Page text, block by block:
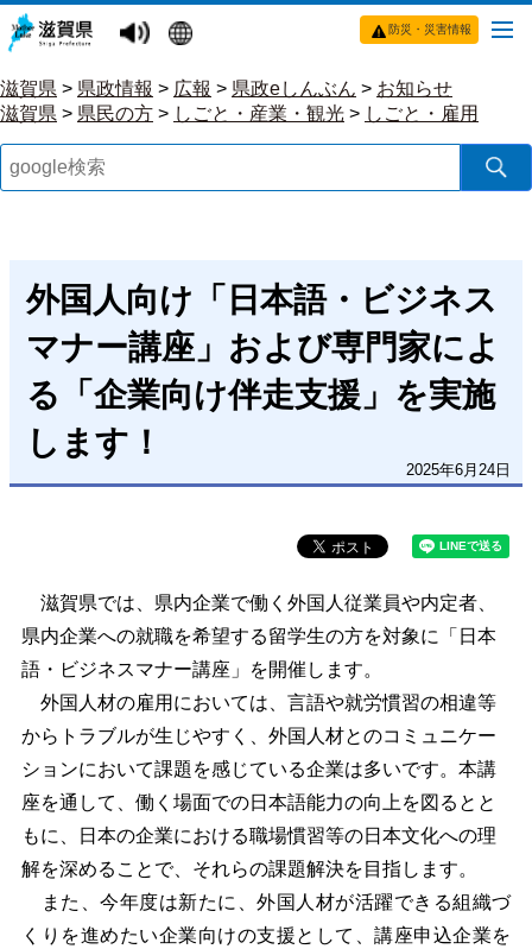
防災・災害情報
滋賀県 > 県政情報 > 広報 > 県政eしんぶん > お知らせ
滋賀県 > 県民の方 > しごと・産業・観光 > しごと・雇用
外国人向け「日本語・ビジネス
マナー講座」および専門家によ
る「企業向け伴走支援」を実施
します！
2025年6月24日
滋賀県では、県内企業で働く外国人従業員や内定者、
県内企業への就職を希望する留学生の方を対象に「日本
語・ビジネスマナー講座」を開催します。
外国人材の雇用においては、言語や就労慣習の相違等
からトラブルが生じやすく、外国人材とのコミュニケー
ションにおいて課題を感じている企業は多いです。本講
座を通して、働く場面での日本語能力の向上を図るとと
もに、日本の企業における職場慣習等の日本文化への理
解を深めることで、それらの課題解決を目指します。
また、今年度は新たに、外国人材が活躍できる組織づ
くりを進めたい企業向けの支援として、講座申込企業を